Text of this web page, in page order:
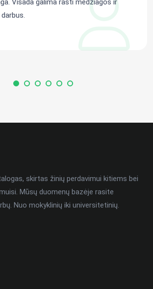
Visada galima rasti medžiagos ir
skirtas žinių perdavimui kitiems bei
Mūsų duomenų bazėje rasite
Nuo mokyklinių iki universitetinių.